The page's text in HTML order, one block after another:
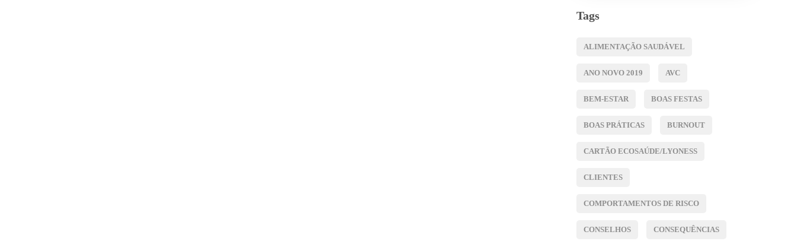
Tags
ALIMENTAÇÃO SAUDÁVEL
ANO NOVO 2019 AVC
BEM-ESTAR BOAS FESTAS
BOAS PRÁTICAS BURNOUT
CARTÃO ECOSAÚDE/LYONESS
CLIENTES
COMPORTAMENTOS DE RISCO
CONSELHOS CONSEQUÊNCIAS